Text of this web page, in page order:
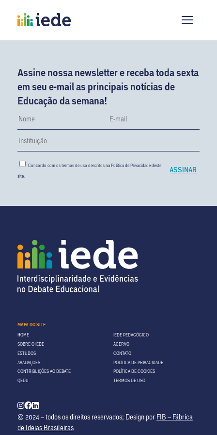
Assine nossa newsletter e receba toda sexta
em seu e-mail as principais notícias de
Educação da semana!
Concordo com os termos de uso descritos naPolítica de Privacidadedeste
site.
MAPA DO SITE
HOME
SOBRE O IEDE
ESTUDOS
AVALIAÇÕES
CONTRIBUIÇÕES AO DEBATE
QEDU
IEDE PEDAGÓGICO
ACERVO
CONTATO
POLÍTICA DE PRIVACIDADE
POLÍTICA DE COOKIES
TERMOS DE USO
© 2024 – todos os direitos reservados; Design por FIB – Fábrica
de Ideias Brasileiras